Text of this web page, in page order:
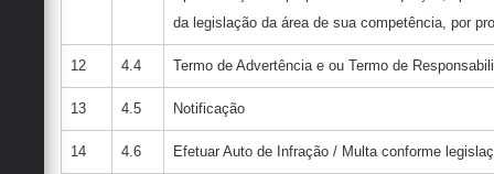
da legislação da área de sua competência, por
12 4.4 Termo de Advertência e ou Termo de
13 4.5 Notificação
14 4.6 Efetuar Auto de Infração / Multa conforme